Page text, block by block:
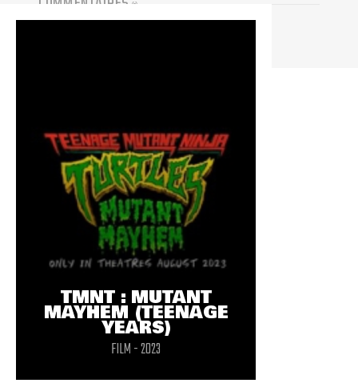
(0)
TMNT : MUTANT
MAYHEM (TEENAGE
YEARS)
FILM - 2023